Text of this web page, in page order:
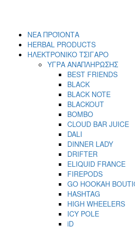
ΝΕΑ ΠΡΟΪΟΝΤΑ
HERBAL PRODUCTS
ΗΛΕΚΤΡΟΝΙΚΟ ΤΣΙΓΑΡΟ
ΥΓΡΑ ΑΝΑΠΛΗΡΩΣΗΣ
BEST FRIENDS
BLACK
BLACK NOTE
BLACKOUT
BOMBO
CLOUD BAR JUICE
DALI
DINNER LADY
DRIFTER
ELIQUID FRANCE
FIREPODS
GO HOOKAH
HASHTAG
HIGH WHEELERS
ICY POLE
iD